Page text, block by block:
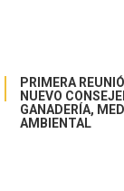
PRIMERA
NUEVO
GANADERÍA,
AMBIENTAL